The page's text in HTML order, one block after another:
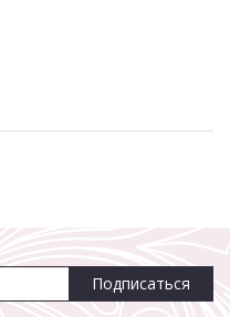
Подписаться